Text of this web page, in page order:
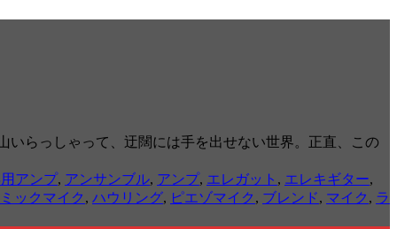
らっしゃって、迂闊には手を出せない世界。正直、この
アンプ, アンサンブル, アンプ, エレガット , エレキギター,
ックマイク , ハウリング, ピエゾマイク , ブレンド, マイク , ラ